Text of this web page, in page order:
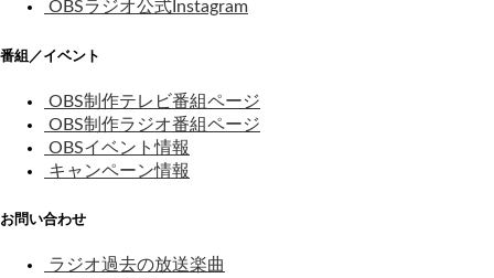
OBSラジオ公式Instagram
番組／イベント
OBS制作テレビ番組ページ
OBS制作ラジオ番組ページ
OBSイベント情報
キャンペーン情報
お問い合わせ
ラジオ過去の放送楽曲